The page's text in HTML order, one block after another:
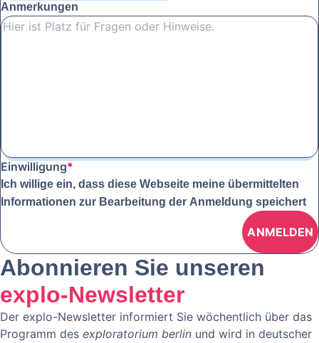
Anmerkungen
Einwilligung*
Ich willige ein, dass diese Webseite meine übermittelten
Informationen zur Bearbeitung der Anmeldung speichert
Abonnieren Sie unseren
explo-Newsletter
Der explo-Newsletter informiert Sie wöchentlich über das
Programm des exploratorium berlin und wird in deutscher